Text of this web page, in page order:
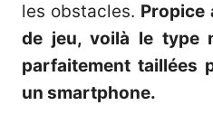
les obstacles. Propice
de jeu, voilà le type
parfaitement taillées
un smartphone.